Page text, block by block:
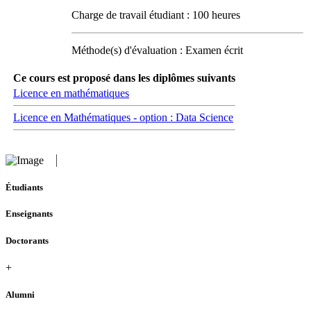
Charge de travail étudiant : 100 heures
Méthode(s) d'évaluation : Examen écrit
Ce cours est proposé dans les diplômes suivants
Licence en mathématiques
Licence en Mathématiques - option : Data Science
Étudiants
Enseignants
Doctorants
+
Alumni